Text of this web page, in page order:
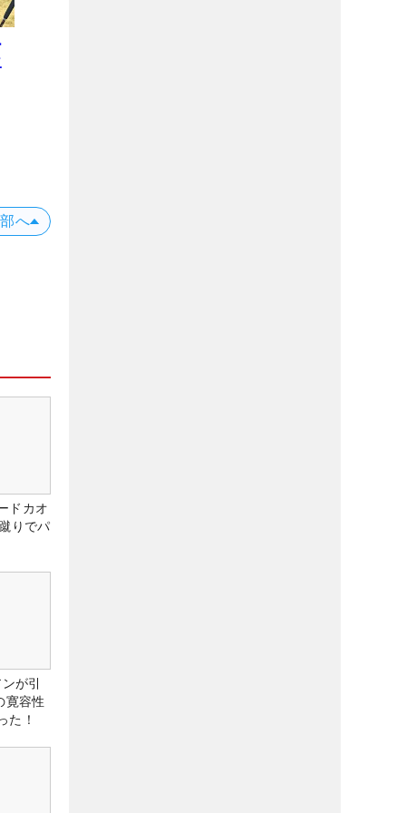
へ
ドカオ
りでパ
が引
寛容性
た！